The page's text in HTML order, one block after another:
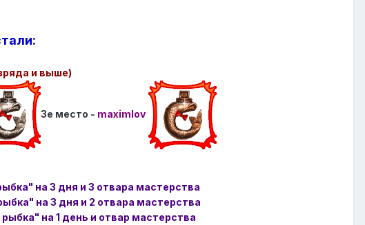
и выше)
3е место - maximlov
на 3 дня и 3 отвара мастерства
на 3 дня и 2 отвара мастерства
на 1 день и отвар мастерства